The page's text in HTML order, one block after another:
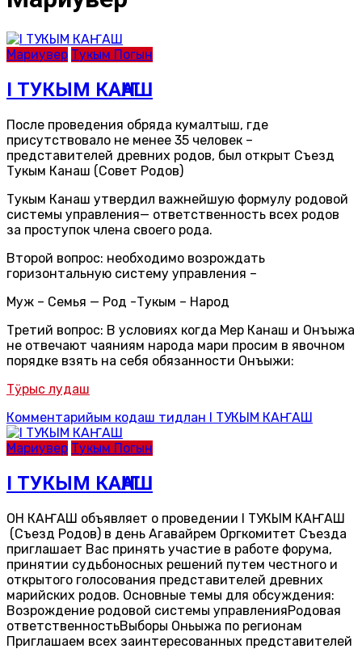
Мариувер Тукым Погын
I ТУКЫМ КАҤАШ
После проведения обряда кумалтыш, где
присутствовало не менее 35 человек –
представителей древних родов, был открыт Съезд
Тукым Канаш (Совет Родов)
Тукым Канаш утвердил важнейшую формулу родовой
системы управления— ответственность всех родов
за проступок члена своего рода.
Второй вопрос: необходимо возрождать
горизонтальную систему управления –
Муж – Семья — Род -Тукым – Народ
Третий вопрос: В условиях когда Мер Канаш и Онъыжа
не отвечают чаяниям народа мари просим в явочном
порядке взять на себя обязанности Онъыжи:
Тӱрыс лудаш
Комментарийым кодаш тидлан I ТУКЫМ КАҤАШ
Мариувер Тукым Погын
I ТУКЫМ КАҤАШ
ОН КАҤАШ объявляет о проведении I ТУКЫМ КАҤАШ
(Съезд Родов) в день Агавайрем Оргкомитет Съезда
приглашает Вас принять участие в работе форума,
принятии судьбоносных решений путем честного и
открытого голосования представителей древних
марийских родов. Основные темы для обсуждения:
Возрождение родовой системы управленияРодовая
ответственностьВыборы Оньыжа по регионам
Приглашаем всех заинтересованных представителей